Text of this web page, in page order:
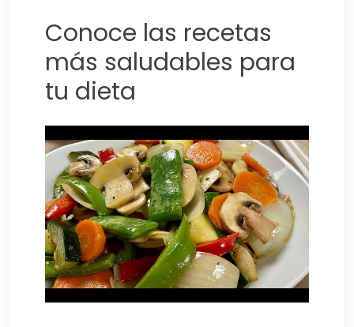
Conoce las recetas
más saludables para
tu dieta